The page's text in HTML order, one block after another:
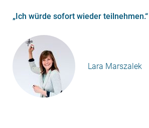
„Ich würde sofort wieder teilnehmen.“
Lara Marszalek